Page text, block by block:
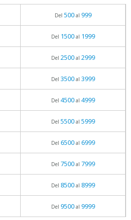
Del 500al 999
Del 1500al 1999
Del 2500al 2999
Del 3500al 3999
Del 4500al 4999
Del 5500al 5999
Del 6500al 6999
Del 7500al 7999
Del 8500al 8999
Del 9500al 9999